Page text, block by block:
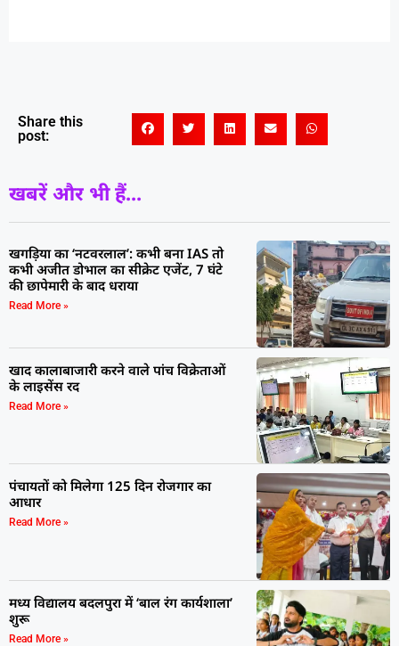
Share this
post:
खबरें और भी हैं...
खगड़िया का ‘नटवरलाल’: कभी बना IAS तो
कभी अजीत डोभाल का सीक्रेट एजेंट, 7 घंटे
की छापेमारी के बाद धराया
Read More »
खाद कालाबाजारी करने वाले पांच विक्रेताओं
के लाइसेंस रद
Read More »
पंचायतों को मिलेगा 125 दिन रोजगार का
आधार
Read More »
मध्य विद्यालय बदलपुरा में ‘बाल रंग कार्यशाला’
शुरू
Read More »